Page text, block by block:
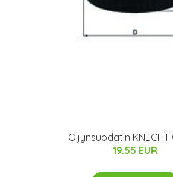
Öljynsuodatin KNECHT
19.55 EUR